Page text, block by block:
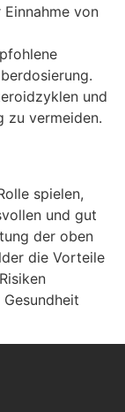
von
und
zu vermeiden.
spielen,
und gut
der oben
die Vorteile